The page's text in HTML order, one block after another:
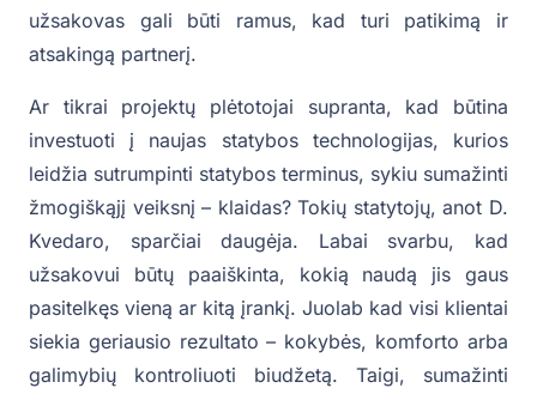
užsakovas gali būti ramus, kad turi patikimą ir
atsakingą partnerį.
Ar tikrai projektų plėtotojai supranta, kad būtina
investuoti į naujas statybos technologijas, kurios
leidžia sutrumpinti statybos terminus, sykiu sumažinti
žmogiškąjį veiksnį – klaidas? Tokių statytojų, anot D.
Kvedaro, sparčiai daugėja. Labai svarbu, kad
užsakovui būtų paaiškinta, kokią naudą jis gaus
pasitelkęs vieną ar kitą įrankį. Juolab kad visi klientai
siekia geriausio rezultato – kokybės, komforto arba
galimybių kontroliuoti biudžetą. Taigi, sumažinti